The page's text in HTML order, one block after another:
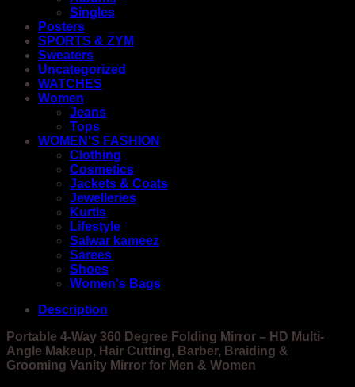
Singles
Posters
SPORTS & ZYM
Sweaters
Uncategorized
WATCHES
Women
Jeans
Tops
WOMEN'S FASHION
Clothing
Cosmetics
Jackets & Coats
Jewelleries
Kurtis
Lifestyle
Salwar kameez
Sarees
Shoes
Women's Bags
Description
Portable 4-Way 360 Degree Folding Mirror – HD Multi-
Angle Makeup, Hair Cutting, Barber, Braiding &
Grooming Vanity Mirror for Men & Women